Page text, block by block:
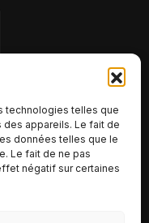
technologies telles que
appareils. Le fait de
données telles que le
Le fait de ne pas
négatif sur certaines